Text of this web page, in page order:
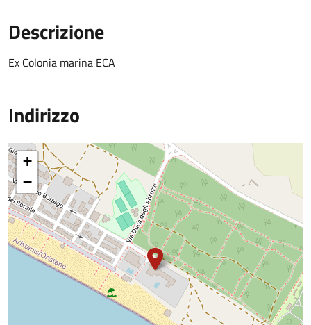
Descrizione
Ex Colonia marina ECA
Indirizzo
+
−